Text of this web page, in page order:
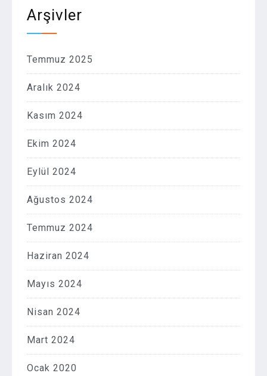
Arşivler
Temmuz 2025
Aralık 2024
Kasım 2024
Ekim 2024
Eylül 2024
Ağustos 2024
Temmuz 2024
Haziran 2024
Mayıs 2024
Nisan 2024
Mart 2024
Ocak 2020